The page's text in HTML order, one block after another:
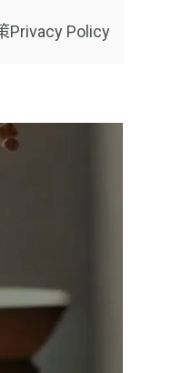
Privacy Policy